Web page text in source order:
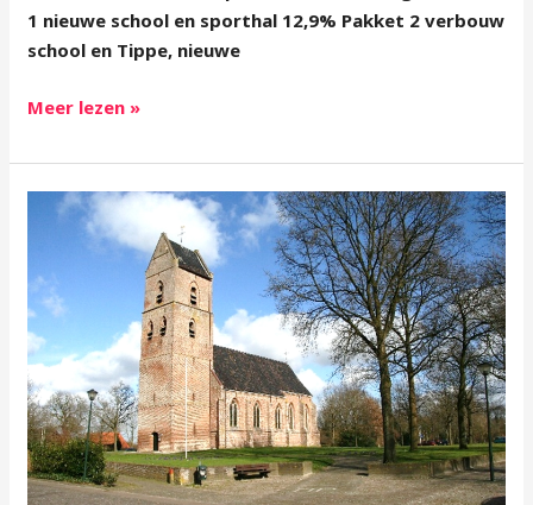
1 nieuwe school en sporthal 12,9% Pakket 2 verbouw
school en Tippe, nieuwe
Meer lezen »
675
Johannes
de
Doperkerk